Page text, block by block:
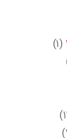
(۱)